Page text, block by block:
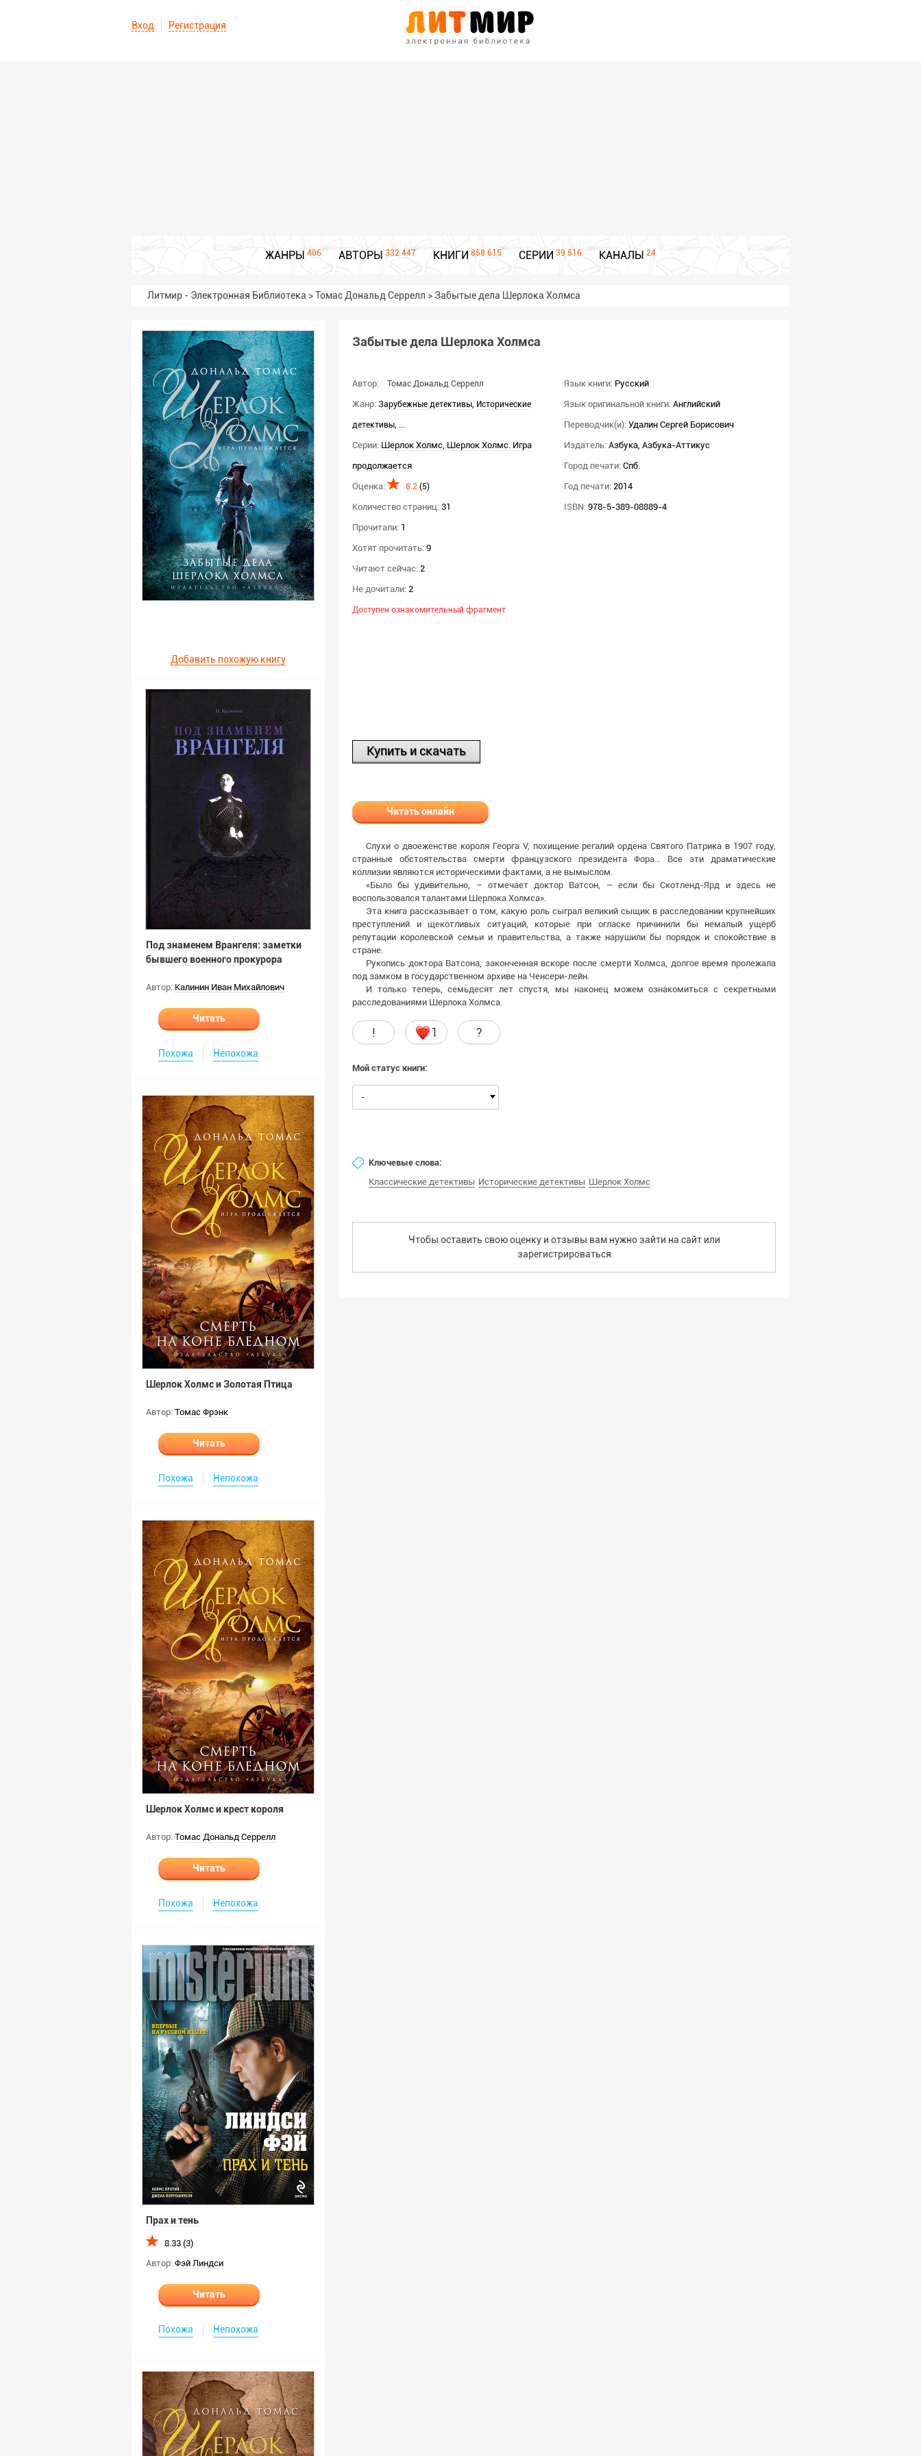
Вход Регистрация
ЖАНРЫ 406 АВТОРЫ 332 447 КНИГИ 858 615 СЕРИИ 39 516 КАНАЛЫ 24
Литмир - Электронная Библиотека >Томас Дональд Серрелл > Забытые дела Шерлока Холмса
Добавить похожую книгу
Под знаменем Врангеля: заметки
бывшего военного прокурора
Автор: Калинин Иван Михайлович
Читать
Похожа Непохожа
Шерлок Холмс и Золотая Птица
Автор: Томас Фрэнк
Читать
Похожа Непохожа
Шерлок Холмс и крест короля
Автор: Томас Дональд Серрелл
Читать
Похожа Непохожа
Прах и тень
8.33 (3)
Автор: Фэй Линдси
Читать
Похожа Непохожа
Забытые дела Шерлока Холмса
Автор: Томас Дональд Серрелл
Жанр: Зарубежные детективы, Исторические
детективы, ...
Серии: Шерлок Холмс, Шерлок Холмс. Игра
продолжается
Оценка:
8.2 (5)
Количество страниц: 31
Прочитали: 1
Хотят прочитать: 9
Читают сейчас: 2
Не дочитали: 2
Доступен ознакомительный фрагмент
Язык книги: Русский
Язык оригинальной книги: Английский
Переводчик(и): Удалин Сергей Борисович
Издатель: Азбука, Азбука-Аттикус
Город печати: Спб.
Год печати: 2014
ISBN: 978-5-389-08889-4
Купить и скачать
Читать онлайн
Слухи о двоеженстве короля Георга V, похищение регалий ордена Святого Патрика в 1907 году,
странные обстоятельства смерти французского президента Фора… Все эти драматические
коллизии являются историческими фактами, а не вымыслом.
«Было бы удивительно, – отмечает доктор Ватсон, – если бы Скотленд-Ярд и здесь не
воспользовался талантами Шерлока Холмса».
Эта книга рассказывает о том, какую роль сыграл великий сыщик в расследовании крупнейших
преступлений и щекотливых ситуаций, которые при огласке причинили бы немалый ущерб
репутации королевской семьи и правительства, а также нарушили бы порядок и спокойствие в
стране.
Рукопись доктора Ватсона, законченная вскоре после смерти Холмса, долгое время пролежала
под замком в государственном архиве на Ченсери-лейн.
И только теперь, семьдесят лет спустя, мы наконец можем ознакомиться с секретными
расследованиями Шерлока Холмса.
! 1 ?
Мой статус книги:
-
Ключевые слова:
Классические детективы Исторические детективы Шерлок Холмс
Чтобы оставить свою оценку и отзывы вам нужно зайти на сайт или
зарегистрироваться